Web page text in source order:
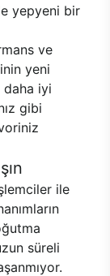
yepyeni bir
ve
yeni
daha iyi
gibi
ile
süreli